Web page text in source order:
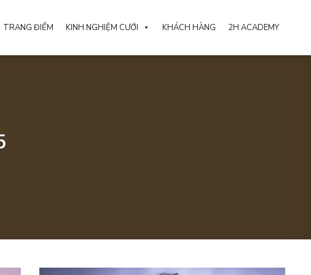
TRANG ĐIỂM KINH NGHIỆM CƯỚI KHÁCH HÀNG 2H ACADEMY